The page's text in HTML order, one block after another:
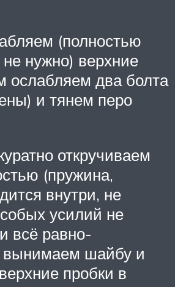
(полностью
нужно) верхние
ослабляем два болта
и тянем перо
откручиваем
(пружина,
внутри, не
усилий не
всё равно-
вынимаем шайбу и
пробки в